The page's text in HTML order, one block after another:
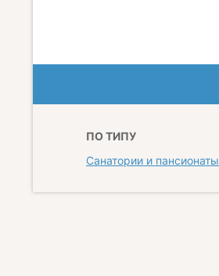
ПО ТИПУ
Санатории и пансионаты